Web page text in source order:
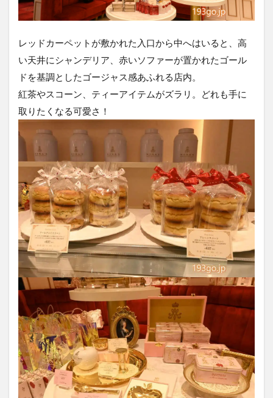
レッドカーペットが敷かれた入口から中へはいると、高
い天井にシャンデリア、赤いソファーが置かれたゴール
ドを基調としたゴージャス感あふれる店内。
紅茶やスコーン、ティーアイテムがズラリ。どれも手に
取りたくなる可愛さ！